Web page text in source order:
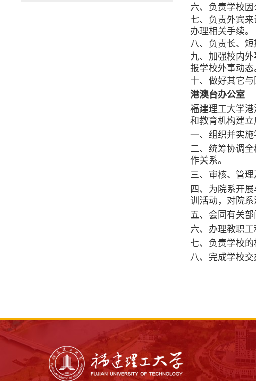
六、负责学校
七、负责外宾
办理相关手续。
八、负责长、
九、加强校内
报学校外事动态
十、做好其它
港澳台办公室
福建理工大学
和教育机构建
一、组织并实施
二、统筹协调
作关系。
三、审核、管
四、为院系开
训活动，对院
五、会同有关部
六、办理教职
七、负责学校的
八、 完成学校交